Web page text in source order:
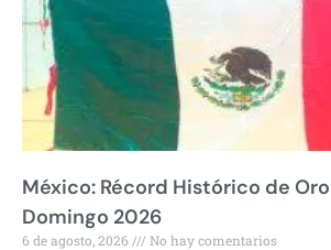
México: Récord Histórico de
Domingo 2026
6 de agosto, 2026 No hay comentarios